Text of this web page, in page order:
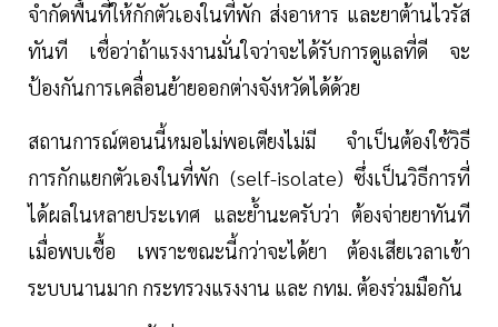
จำกัดพื้นที่ให้กักตัวเองในที่พัก ส่งอาหาร และยาต้านไวรัส
ทันที เชื่อว่าถ้าแรงงานมั่นใจว่าจะได้รับการดูแลที่ดี จะ
ป้องกันการเคลื่อนย้ายออกต่างจังหวัดได้ด้วย
สถานการณ์ตอนนี้หมอไม่พอเตียงไม่มี จำเป็นต้องใช้วิธี
การกักแยกตัวเองในที่พัก (self-isolate) ซึ่งเป็นวิธีการที่
ได้ผลในหลายประเทศ และย้ำนะครับว่า ต้องจ่ายยาทันที
เมื่อพบเชื้อ เพราะขณะนี้กว่าจะได้ยา ต้องเสียเวลาเข้า
ระบบนานมาก กระทรวงแรงงาน และ กทม. ต้องร่วมมือกัน